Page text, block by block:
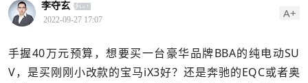
李夺玄
2022-09-27 17:07 A+
手握40万元预算，想要买一台豪华品牌BBA的纯电动SU
V，是买刚刚小改款的宝马iX3好？还是奔驰的EQC或者奥